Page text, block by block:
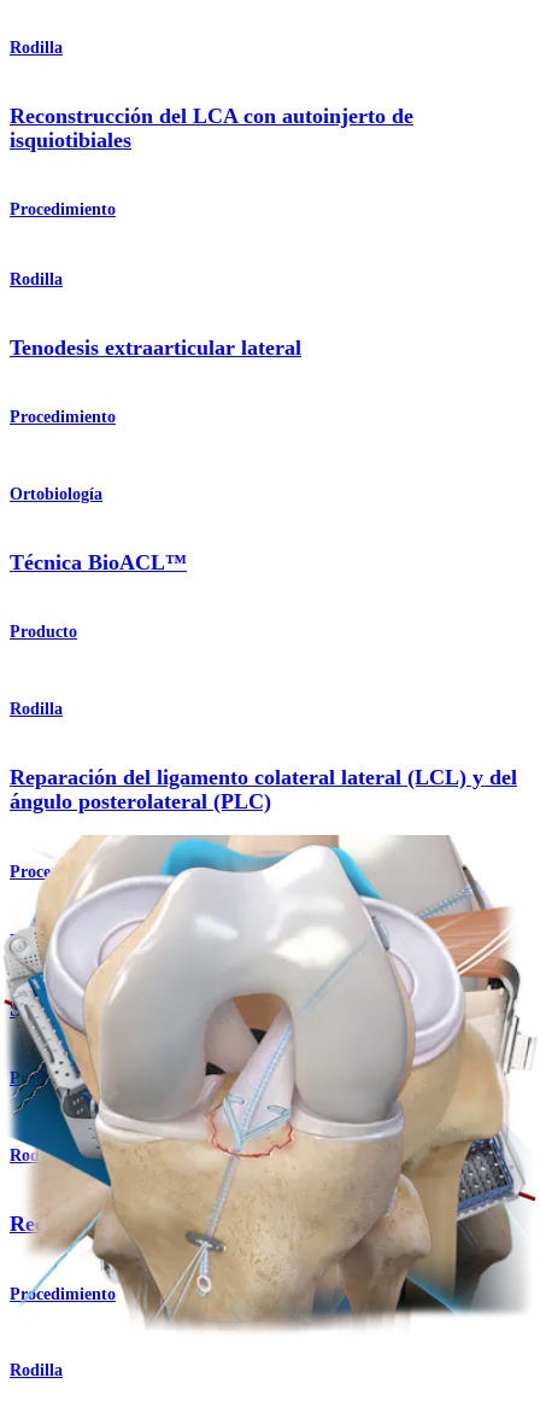
Rodilla
Reconstrucción del LCA con autoinjerto de
isquiotibiales
Procedimiento
Rodilla
Tenodesis extraarticular lateral
Procedimiento
Ortobiología
Técnica BioACL™
Producto
Rodilla
Reparación del ligamento colateral lateral (LCL) y del
ángulo posterolateral (PLC)
Procedimiento
Rodilla
Sutura en lazo con aguja
Producto
Rodilla
Reconstrucción de ligamento colateral medial (LCM)
Procedimiento
Rodilla